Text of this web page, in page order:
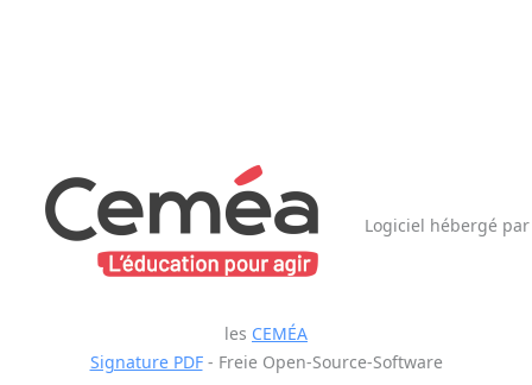
Logiciel hébergé par
les CEMÉA
Signature PDF- Freie Open-Source-Software